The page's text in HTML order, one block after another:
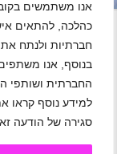
כהלכה, להתאים
חברתיות ולנתח
בנוסף, אנו
החברתית ושותפי
למידע נוסף קראו
סגירה של הודעה
+
קבוצת
אזור מרכז|תל
|נס ציונה |אור
אבטחה|